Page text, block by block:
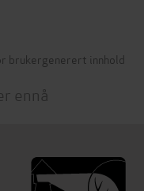
brukergenerert innhold
ennå